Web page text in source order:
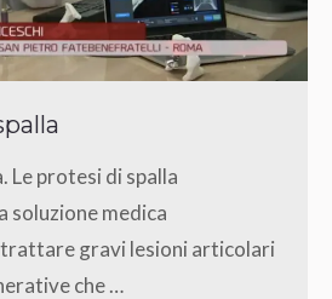
Le protesi di spalla
soluzione medica
gravi lesioni articolari
che …